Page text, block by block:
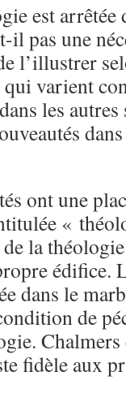
est arrêtée
pas une
l’illustrer
qui varient
les
dans
ont une
«
la
édifice.
dans le
de
Chalmers
fidèle aux